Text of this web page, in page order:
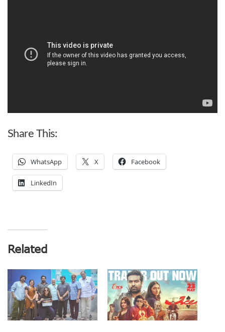
Share This:
WhatsApp X Facebook
LinkedIn
Related